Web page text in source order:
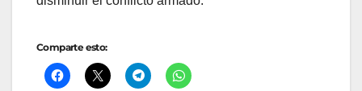
Comparte esto: